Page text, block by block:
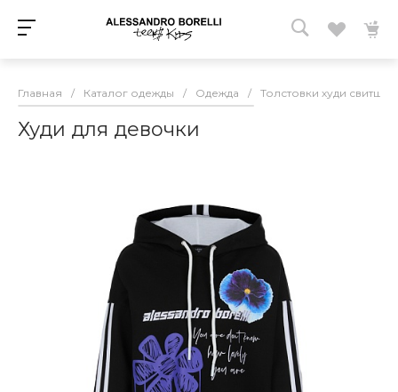
Главная / Каталог одежды / Одежда / Толстовки худи
Худи для девочки